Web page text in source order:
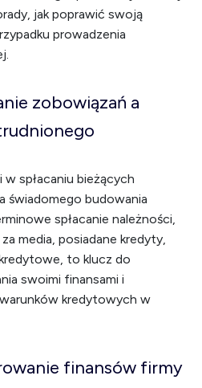
jak poprawić swoją
prowadzenia
zobowiązań a
spłacaniu bieżących
świadomego budowania
spłacanie należności,
media, posiadane kredyty,
to klucz do
swoimi finansami i
kredytowych w
finansów firmy